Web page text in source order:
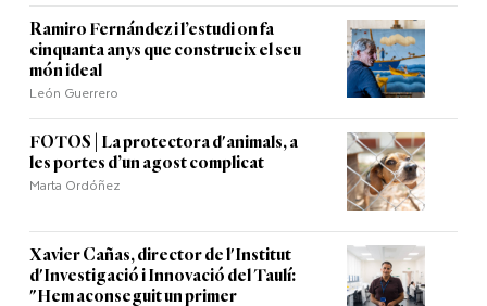
Ramiro Fernández i l’estudi on fa
cinquanta anys que construeix el seu
món ideal
León Guerrero
FOTOS | La protectora d'animals, a
les portes d’un agost complicat
Marta Ordóñez
Xavier Cañas, director de l'Institut
d'Investigació i Innovació del Taulí:
"Hem aconseguit un primer